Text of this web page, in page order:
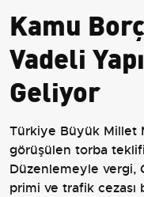
Kamu
Vadeli
Geliyor
Türkiye Büyük Millet
görüşülen torba
Düzenlemeyle vergi,
primi ve trafik cezası